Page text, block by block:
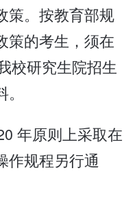
策。按教育部规
策的考生，须在
校研究生院招生
年原则上采取在
作规程另行通